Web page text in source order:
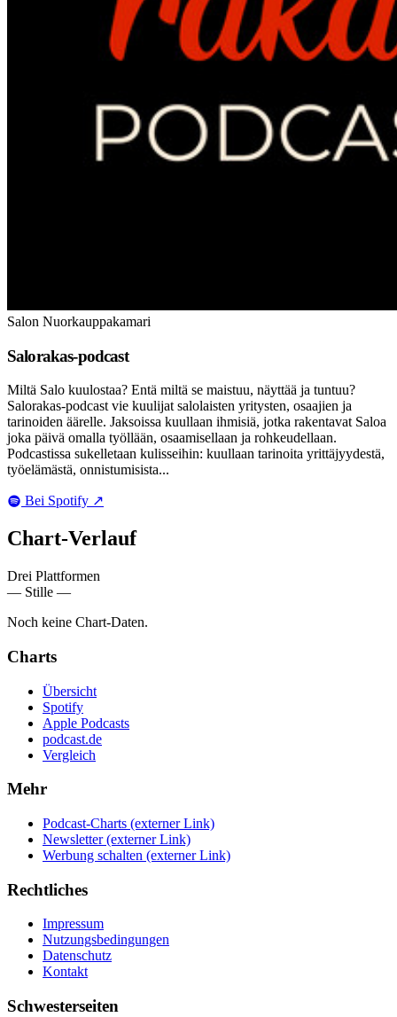
Salon Nuorkauppakamari
Salorakas-podcast
Miltä Salo kuulostaa? Entä miltä se maistuu, näyttää ja tuntuu?
Salorakas-podcast vie kuulijat salolaisten yritysten, osaajien ja
tarinoiden äärelle. Jaksoissa kuullaan ihmisiä, jotka rakentavat Saloa
joka päivä omalla työllään, osaamisellaan ja rohkeudellaan.
Podcastissa sukelletaan kulisseihin: kuullaan tarinoita yrittäjyydestä,
työelämästä, onnistumisista...
Bei Spotify ↗
Chart-Verlauf
Drei Plattformen
— Stille —
Noch keine Chart-Daten.
Charts
Übersicht
Spotify
Apple Podcasts
podcast.de
Vergleich
Mehr
Podcast-Charts (externer Link)
Newsletter (externer Link)
Werbung schalten (externer Link)
Rechtliches
Impressum
Nutzungsbedingungen
Datenschutz
Kontakt
Schwesterseiten